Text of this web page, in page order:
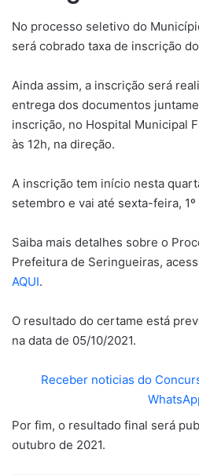
No processo seletivo do
será cobrado taxa de inscrição
Ainda assim, a inscrição será
entrega dos documentos
inscrição, no Hospital Municipal
às 12h, na direção.
A inscrição tem início nesta
setembro e vai até sexta-feira,
Saiba mais detalhes sobre o
Prefeitura de Seringueiras,
AQUI.
O resultado do certame está
na data de 05/10/2021.
Receber noticias do
Por fim, o resultado final será
outubro de 2021.